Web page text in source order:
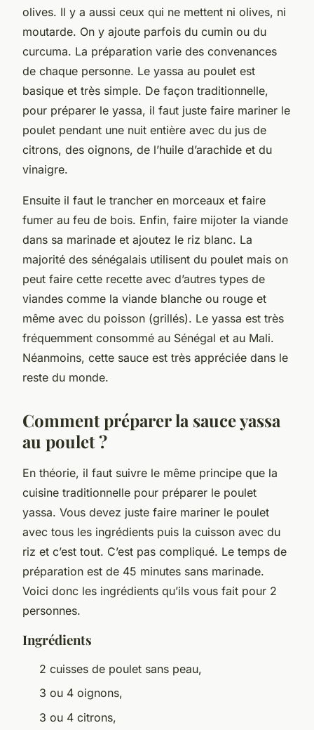
olives. Il y a aussi ceux qui ne mettent ni olives, ni
moutarde. On y ajoute parfois du cumin ou du
curcuma. La préparation varie des convenances
de chaque personne. Le yassa au poulet est
basique et très simple. De façon traditionnelle,
pour préparer le yassa, il faut juste faire mariner le
poulet pendant une nuit entière avec du jus de
citrons, des oignons, de l’huile d’arachide et du
vinaigre.
Ensuite il faut le trancher en morceaux et faire
fumer au feu de bois. Enfin, faire mijoter la viande
dans sa marinade et ajoutez le riz blanc. La
majorité des sénégalais utilisent du poulet mais on
peut faire cette recette avec d’autres types de
viandes comme la viande blanche ou rouge et
même avec du poisson (grillés). Le yassa est très
fréquemment consommé au Sénégal et au Mali.
Néanmoins, cette sauce est très appréciée dans le
reste du monde.
Comment préparer la sauce yassa
au poulet ?
En théorie, il faut suivre le même principe que la
cuisine traditionnelle pour préparer le poulet
yassa. Vous devez juste faire mariner le poulet
avec tous les ingrédients puis la cuisson avec du
riz et c’est tout. C’est pas compliqué. Le temps de
préparation est de 45 minutes sans marinade.
Voici donc les ingrédients qu’ils vous fait pour 2
personnes.
Ingrédients
2 cuisses de poulet sans peau,
3 ou 4 oignons,
3 ou 4 citrons,